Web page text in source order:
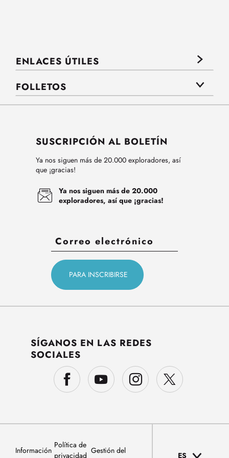
ENLACES ÚTILES
FOLLETOS
SUSCRIPCIÓN AL BOLETÍN
Ya nos siguen más de 20.000 exploradores, así
que ¡gracias!
Ya nos siguen más de 20.000
exploradores, así que ¡gracias!
SÍGANOS EN LAS REDES
SOCIALES
Información
Política de
privacidad
Gestión del
ES